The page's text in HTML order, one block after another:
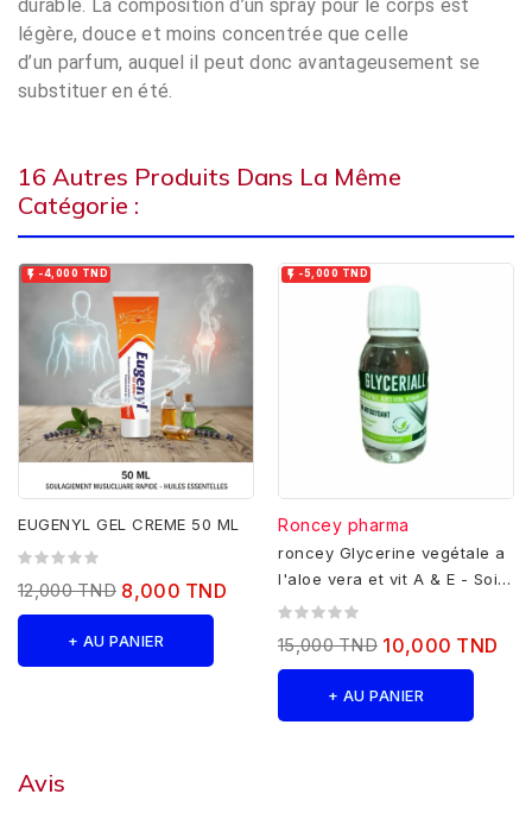
durable. La composition d’un spray pour le corps est
légère, douce et moins concentrée que celle
d’un parfum, auquel il peut donc avantageusement se
substituer en été.
16 Autres Produits Dans La Même
Catégorie :
 -4,000 TND
EUGENYL GEL CREME 50 ML
12,000 TND 8,000 TND
+ AU PANIER
 -5,000 TND
Roncey pharma
roncey Glycerine vegétale a
l'aloe vera et vit A & E - Soin
protecteur - 100%...
15,000 TND 10,000 TND
+ AU PANIER
Avis